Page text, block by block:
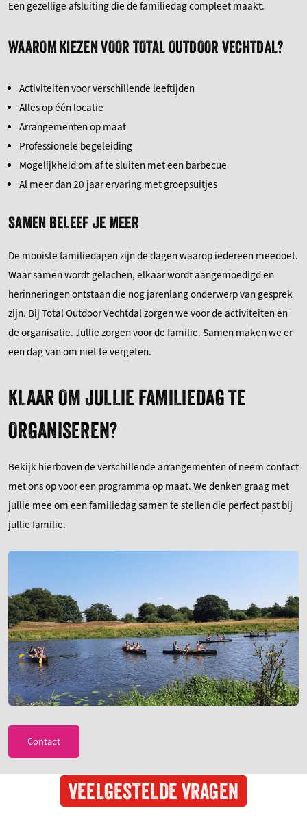
Een gezellige afsluiting die de familiedag compleet maakt.
WAAROM KIEZEN VOOR TOTAL OUTDOOR VECHTDAL?
Activiteiten voor verschillende leeftijden
Alles op één locatie
Arrangementen op maat
Professionele begeleiding
Mogelijkheid om af te sluiten met een barbecue
Al meer dan 20 jaar ervaring met groepsuitjes
SAMEN BELEEF JE MEER
De mooiste familiedagen zijn de dagen waarop iedereen meedoet.
Waar samen wordt gelachen, elkaar wordt aangemoedigd en
herinneringen ontstaan die nog jarenlang onderwerp van gesprek
zijn. Bij Total Outdoor Vechtdal zorgen we voor de activiteiten en
de organisatie. Jullie zorgen voor de familie. Samen maken we er
een dag van om niet te vergeten.
KLAAR OM JULLIE FAMILIEDAG TE
ORGANISEREN?
Bekijk hierboven de verschillende arrangementen of neem contact
met ons op voor een programma op maat. We denken graag met
jullie mee om een familiedag samen te stellen die perfect past bij
jullie familie.
Contact
VEELGESTELDE VRAGEN